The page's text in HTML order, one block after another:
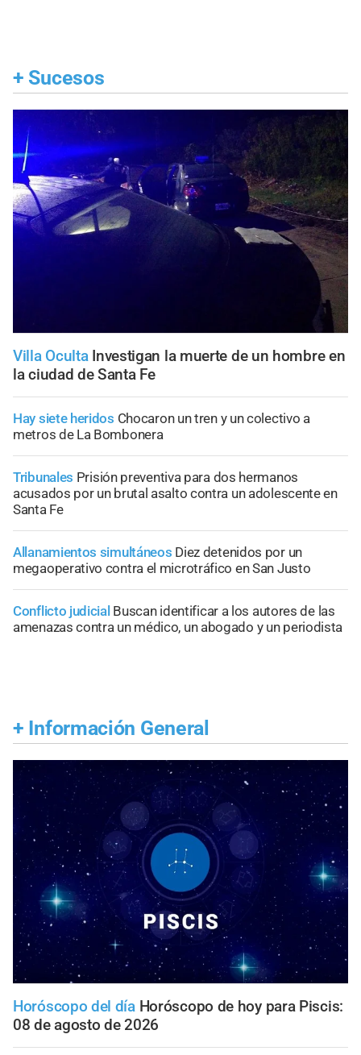
+ Sucesos
Villa Oculta Investigan la muerte de un hombre en
la ciudad de Santa Fe
Hay siete heridos Chocaron un tren y un colectivo a
metros de La Bombonera
Tribunales Prisión preventiva para dos hermanos
acusados por un brutal asalto contra un adolescente en
Santa Fe
Allanamientos simultáneos Diez detenidos por un
megaoperativo contra el microtráfico en San Justo
Conflicto judicial Buscan identificar a los autores de las
amenazas contra un médico, un abogado y un periodista
+ Información General
Horóscopo del día Horóscopo de hoy para Piscis:
08 de agosto de 2026